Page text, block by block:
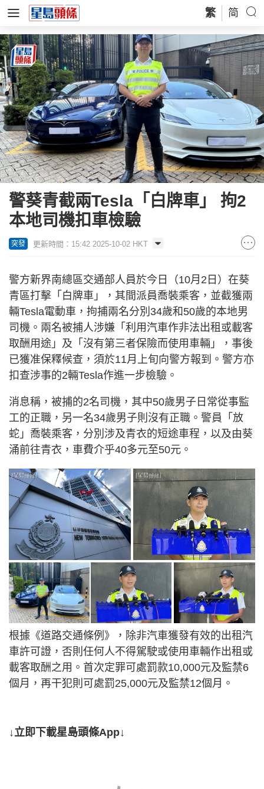
繁 简
警葵青截兩Tesla「白牌車」 拘2
本地司機扣車檢驗
突發 更新時間：15:42 2025-10-02 HKT
警方新界南總區交通部人員於今日（10月2日）在葵
青區打擊「白牌車」，其間派員喬裝乘客，並截獲兩
輛Tesla電動車，拘捕兩名分別34歲和50歲的本地男
司機。兩名被捕人涉嫌「利用汽車作非法出租或載客
取酬用途」及「沒有第三者保險而使用車輛」，事後
已獲准保釋候查，須於11月上旬向警方報到。警方亦
扣查涉事的2輛Tesla作進一步檢驗。
消息稱，被捕的2名司機，其中50歲男子日常從事監
工的正職，另一名34歲男子則沒有正職。警員「放
蛇」喬裝乘客，分別涉及青衣的短途車程，以及由葵
涌前往青衣，車費介乎40多元至50元。
根據《道路交通條例》，除非汽車獲發有效的出租汽
車許可證，否則任何人不得駕駛或使用車輛作出租或
載客取酬之用。首次定罪可處罰款10,000元及監禁6
個月，再干犯則可處罰25,000元及監禁12個月。
↓立即下載星島頭條App↓